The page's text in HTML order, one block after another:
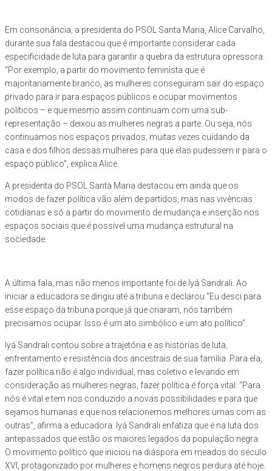
Em consonância, a presidenta do PSOL Santa Maria, Alice Carvalho,
durante sua fala destacou que é importante considerar cada
especificidade de luta para garantir a quebra da estrutura opressora.
“Por exemplo, a partir do movimento feminista que é
majoritariamente branco, as mulheres conseguiram sair do espaço
privado para ir para espaços públicos e ocupar movimentos
políticos – e que mesmo assim continuam com uma sub-
representação – deixou as mulheres negras a parte. Ou seja, nós
continuamos nos espaços privados, muitas vezes cuidando da
casa e dos filhos dessas mulheres para que elas pudessem ir para o
espaço público”, explica Alice.
A presidenta do PSOL Santa Maria destacou em ainda que os
modos de fazer política vão além de partidos, mas nas vivências
cotidianas e só a partir do movimento de mudança e inserção nos
espaços sociais que é possível uma mudança estrutural na
sociedade.
A última fala, mas não menos importante foi de Iyá Sandrali. Ao
iniciar a educadora se dirigiu até a tribuna e declarou “Eu desci para
esse espaço da tribuna porque já que criaram, nós também
precisamos ocupar. Isso é um ato simbólico e um ato político”.
Iyá Sandrali contou sobre a trajetória e as histórias de luta,
enfrentamento e resistência dos ancestrais de sua família. Para ela,
fazer política não é algo individual, mas coletivo e levando em
consideração as mulheres negras, fazer política é força vital. “Para
nós é vital e tem nos conduzido a novas possibilidades e para que
sejamos humanas e que nos relacionemos melhores umas com as
outras”, afirma a educadora. Iyá Sandrali enfatiza que é na luta dos
antepassados que estão os maiores legados da população negra.
O movimento político que iniciou na diáspora em meados do século
XVI, protagonizado por mulheres e homens negros perdura até hoje.